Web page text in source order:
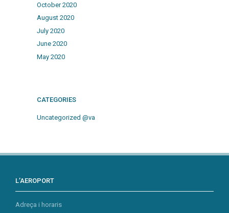
October 2020
August 2020
July 2020
June 2020
May 2020
CATEGORIES
Uncategorized @va
L’AEROPORT
Adreça i horaris